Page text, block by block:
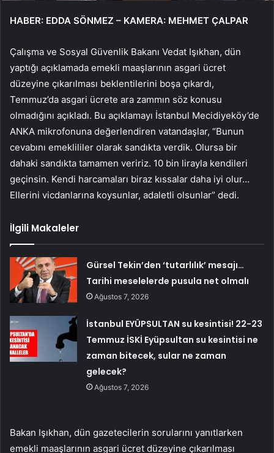
HABER: EDDA SÖNMEZ – KAMERA: MEHMET ÇALPAR
Çalışma ve Sosyal Güvenlik Bakanı Vedat Işıkhan, dün
yaptığı açıklamada emekli maaşlarının asgari ücret
düzeyine çıkarılması beklentilerini boşa çıkardı,
Temmuz’da asgari ücrete ara zammın söz konusu
olmadığını açıkladı. Bu açıklamayı İstanbul Mecidiyeköy’de
ANKA mikrofonuna değerlendiren vatandaşlar, “Bunun
cevabını emeklililer olarak sandıkta verdik. Olursa bir
dahaki sandıkta tamamen veririz. 10 bin lirayla kendileri
geçinsin. Kendi harcamaları biraz kıssalar daha iyi olur…
Ellerini vicdanlarına koysunlar, adaletli olsunlar” dedi.
İlgili Makaleler
Gürsel Tekin’den ‘tutarlılık’ mesajı…
Tarihi meselelerde pusula net olmalı
Ağustos 7, 2026
İstanbul EYÜPSULTAN su kesintisi! 22-23
Temmuz İSKİ Eyüpsultan su kesintisi ne
zaman bitecek, sular ne zaman
gelecek?
Ağustos 7, 2026
Bakan Işıkhan, dün gazetecilerin sorularını yanıtlarken
emekli maaşlarının asgari ücret düzeyine çıkarılması